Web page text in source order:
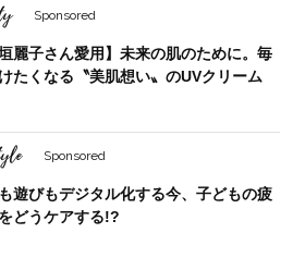
Sponsored
垣麗子さん愛用】未来の肌のために。毎
たくなる〝美肌想い〟のUVクリーム
Sponsored
遊びもデジタル化する今、子どもの疲
どうケアする!?